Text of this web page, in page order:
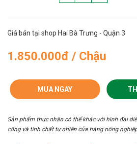
Giá bán tại shop Hai Bà Trưng - Quận 3
1.850.000đ / Chậu
MUA NGAY
Sản phẩm thực nhận có thể khác với hình đại
công và tính chất tự nhiên của hàng nông